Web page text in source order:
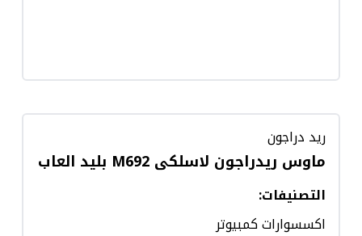
ريد دراجون
ماوس ريدراجون لاسلكى M692 بليد العاب
التصنيفات:
اكسسوارات كمبيوتر